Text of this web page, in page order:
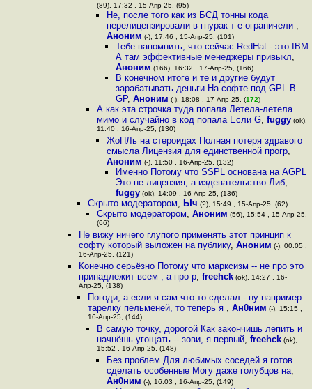
(89), 17:32 , 15-Апр-25, (95)
Не, после того как из БСД тонны кода
перелицензировали в гнурак т е ограничели ,
Аноним (-), 17:46 , 15-Апр-25, (101)
Тебе напомнить, что сейчас RedHat - это IBM
А там эффективные менеджеры привыкл,
Аноним (166), 16:32 , 17-Апр-25, (166)
В конечном итоге и те и другие будут
зарабатывать деньги На софте под GPL В
GP, Аноним (-), 18:08 , 17-Апр-25, (172)
А как эта строчка туда попала Летела-летела
мимо и случайно в код попала Если G,fuggy (ok),
11:40 , 16-Апр-25, (130)
ЖоПЛь на стероидах Полная потеря здравого
смысла Лицензия для единственной прогр,
Аноним (-), 11:50 , 16-Апр-25, (132)
Именно Потому что SSPL основана на AGPL
Это не лицензия, а издевательство Либ,
fuggy(ok), 14:09 , 16-Апр-25, (136)
Скрыто модератором, Ыч (?), 15:49 , 15-Апр-25, (62)
Скрыто модератором,Аноним (56), 15:54 , 15-Апр-25,
(66)
Не вижу ничего глупого применять этот принцип к
софту который выложен на публику, Аноним (-), 00:05 ,
16-Апр-25, (121)
Конечно серьёзно Потому что марксизм -- не про это
принадлежит всем , а про р, freehck(ok), 14:27 , 16-
Апр-25, (138)
Погоди, а если я сам что-то сделал - ну например
тарелку пельменей, то теперь я , Ан0ним (-), 15:15 ,
16-Апр-25, (144)
В самую точку, дорогой Как закончишь лепить и
начнёшь угощать -- зови, я первый,freehck (ok),
15:52 , 16-Апр-25, (148)
Без проблем Для любимых соседей я готов
сделать особенные Могу даже голубцов на,
Ан0ним (-), 16:03 , 16-Апр-25, (149)